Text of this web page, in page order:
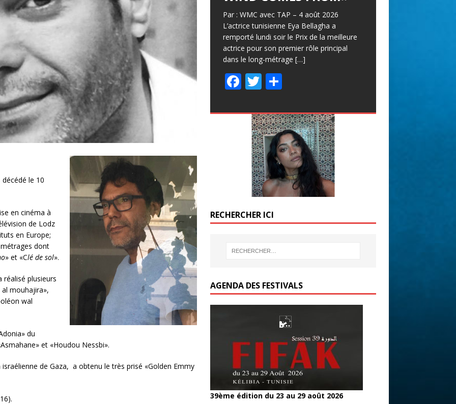
le 10
en cinéma à
de Lodz
en Europe;
dont
» et «Clé de sol».
réalisé plusieurs
mouhajira»,
wal
du
et «Houdou Nessbi».
de Gaza, a obtenu le très prisé «Golden Emmy
Par : WMC avec TAP – 4 août 2026
L’actrice tunisienne Eya Bellagha a
remporté lundi soir le Prix de la meilleure
actrice pour son premier rôle principal
dans le long-métrage […]
F
e
T
itt
er
P
ta
g
er
RECHERCHER ICI
AGENDA DES FESTIVALS
39ème édition du 23 au 29 août 2026